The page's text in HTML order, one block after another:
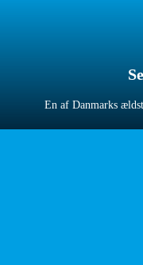
En af Danmarks